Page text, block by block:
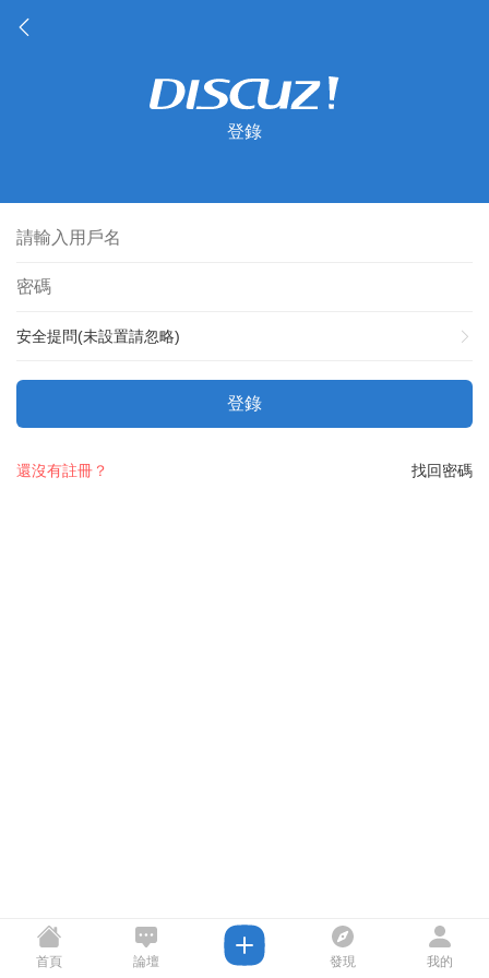
登錄
安全提問(未設置請忽略)
登錄
找回密碼
還沒有註冊？
首頁 論壇 發現 我的